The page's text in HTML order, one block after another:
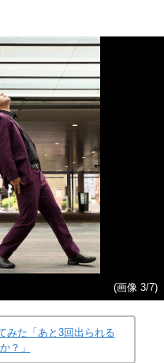
(画像 3/7)
みた「あと3回出られる
？」